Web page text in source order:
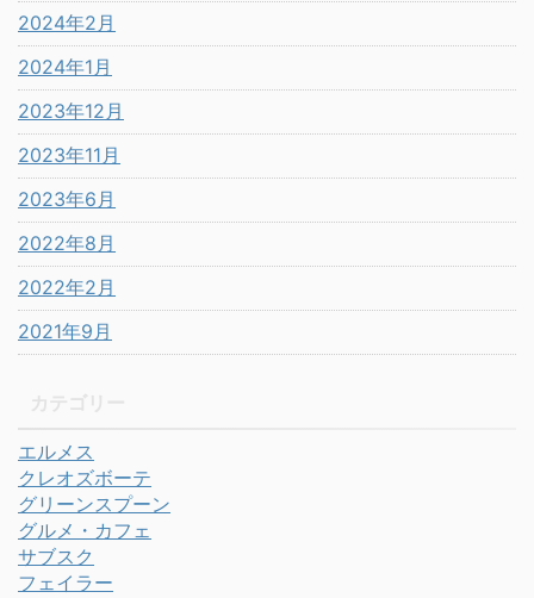
2024年2月
2024年1月
2023年12月
2023年11月
2023年6月
2022年8月
2022年2月
2021年9月
エルメス
クレオズボーテ
グリーンスプーン
グルメ・カフェ
サブスク
フェイラー